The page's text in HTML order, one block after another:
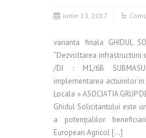
iunie 13, 2017
varianta finala GHIDUL
“Dezvoltarea infrastructurii
/DI : M1/6B
implementarea actiunilor
Locala » ASOCIATIA GRUP
Ghidul Solicitantului este
a potenţialilor
European Agricol […]